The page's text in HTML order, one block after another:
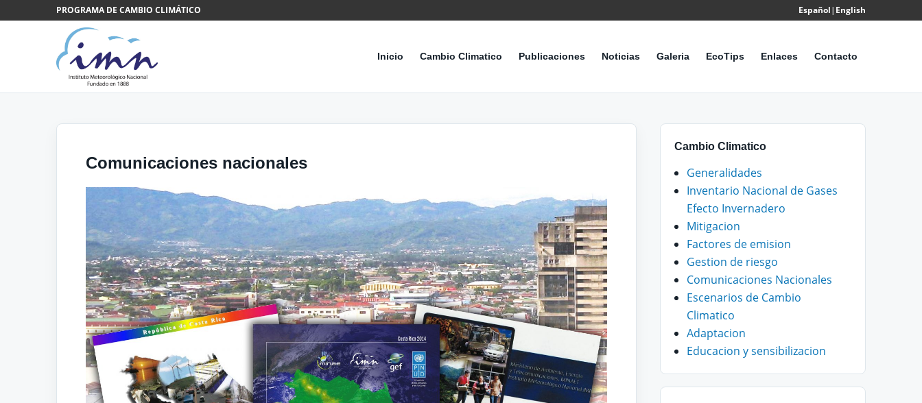
Saltar al contenidoPROGRAMA DE CAMBIO CLIMÁTICO Español| English
Inicio Cambio Climatico Publicaciones Noticias Galeria EcoTips Enlaces Contacto
Comunicaciones nacionales
Cambio Climatico
Generalidades
Inventario Nacional de Gases
Efecto Invernadero
Mitigacion
Factores de emision
Gestion de riesgo
Comunicaciones Nacionales
Escenarios de Cambio
Climatico
Adaptacion
Educacion y sensibilizacion